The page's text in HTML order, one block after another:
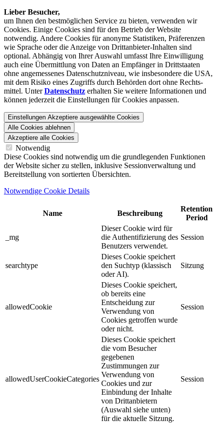
Lieber Besucher,
um Ihnen den best­möglichen Service zu bieten, verwenden wir
Cookies. Einige Cookies sind für den Betrieb der Website
notwendig. Andere Cookies für anonyme Statistiken, Präferenzen
wie Sprache oder die Anzeige von Dritt­anbieter-Inhalten sind
optional. Abhängig von Ihrer Auswahl umfasst Ihre Einwilligung
auch eine Übermittlung von Daten an Empfänger in Drittstaaten
ohne angemessenes Daten­schutz­niveau, wie insbesondere die USA,
mit dem Risiko eines Zugriffs durch Behörden dort ohne Rechts­
mittel. UnterDatenschutz erhalten Sie weitere Informationen und
können jederzeit die Einstellungen für Cookies anpassen.
Einstellungen Akzeptiere ausgewählte Cookies
Alle Cookies ablehnen
Akzeptiere alle Cookies
Notwendig
Diese Cookies sind notwendig um die grundlegenden Funktionen
der Website sicher zu stellen, inklusive Sessionverwaltung und
Bereitstellung von sortierten Übersichten.
Notwendige Cookie Details
Name Beschreibung
Retention
Period
_mg
Dieser Cookie wird für
die Authentifizierung des
Benutzers verwendet.
Session
searchtype
Dieses Cookie speichert
den Suchtyp (klassisch
oder AI).
Sitzung
allowedCookie
Dieses Cookie speichert,
ob bereits eine
Entscheidung zur
Verwendung von
Cookies getroffen wurde
oder nicht.
Session
allowedUserCookieCategories
Dieses Cookie speichert
die vom Besucher
gegebenen
Zustimmungen zur
Verwendung von
Cookies und zur
Einbindung der Inhalte
von Drittanbietern
(Auswahl siehe unten)
für die aktuelle Sitzung.
Session